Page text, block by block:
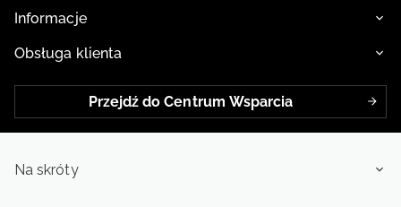
Informacje
Obsługa klienta
Przejdź do Centrum Wsparcia
Na skróty